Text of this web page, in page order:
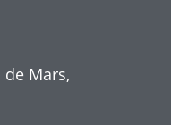
Mars,